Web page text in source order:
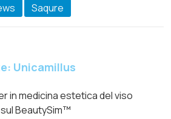
Saqure
Unicamillus
in medicina estetica del viso
BeautySim™